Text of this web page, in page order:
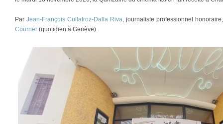
Par Jean-François Cullafroz-Dalla Riva, journaliste professionnel
Courrier (quotidien à Genève).